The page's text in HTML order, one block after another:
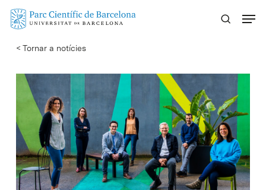
Skip
content
< Tornar a notícies